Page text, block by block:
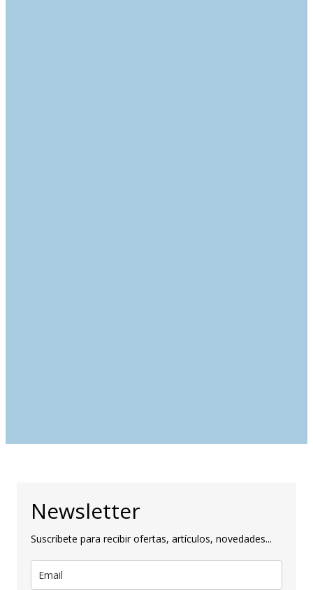
Newsletter
Suscríbete para recibir ofertas, artículos, novedades...